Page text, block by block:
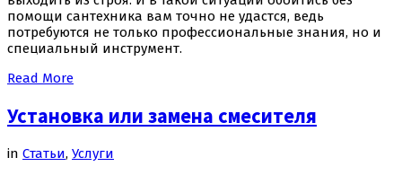
помощи сантехника вам точно не удастся, ведь
потребуются не только профессиональные знания, но и
специальный инструмент.
Read More
Установка или замена смесителя
in Cтатьи, Услуги